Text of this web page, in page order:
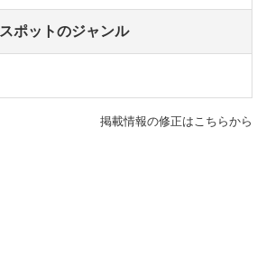
スポットのジャンル
掲載情報の修正はこちらから